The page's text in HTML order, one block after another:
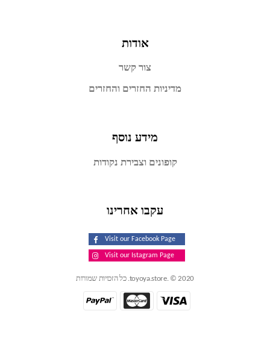
אודות
צור קשר
מדיניות החזרים והחזרים
מידע נוסף
קופונים וצבירת נקודות
עקבו אחרינו
Visit our Facebook Page
Visit our Istagram Page
toyoya.store. © 2020. כל הזכויות שמורות